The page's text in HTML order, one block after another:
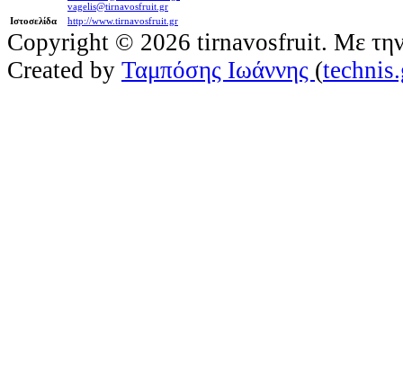
vagelis@tirnavosfruit.gr
Ιστοσελίδα
http://www.tirnavosfruit.gr
Copyright © 2026 tirnavosfruit. Με την
Created by Ταμπόσης Ιωάννης (